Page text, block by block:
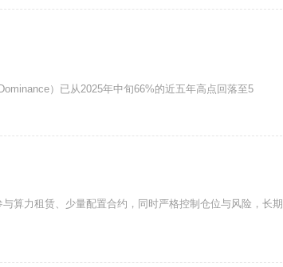
）已从2025年中旬66%的近五年高点回落至5
算力租赁、少量配置合约，同时严格控制仓位与风险，长期